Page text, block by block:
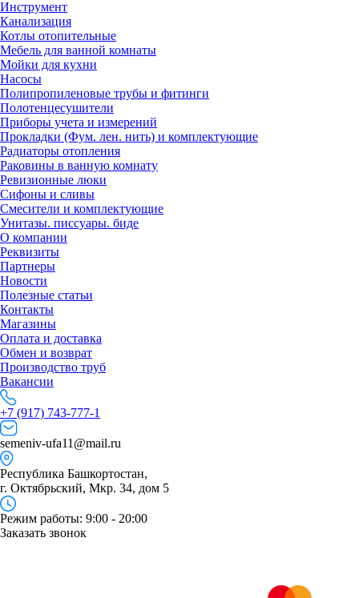
Инструмент
Канализация
Котлы отопительные
Мебель для ванной комнаты
Мойки для кухни
Насосы
Полипропиленовые трубы и фитинги
Полотенцесушители
Приборы учета и измерений
Прокладки (Фум. лен. нить) и комплектующие
Радиаторы отопления
Раковины в ванную комнату
Ревизионные люки
Сифоны и сливы
Смесители и комплектующие
Унитазы. писсуары. биде
О компании
Реквизиты
Партнеры
Новости
Полезные статьи
Контакты
Магазины
Оплата и доставка
Обмен и возврат
Производство труб
Вакансии
+7 (917) 743-777-1
semeniv-ufa11@mail.ru
Республика Башкортостан,
г. Октябрьский, Мкр. 34, дом 5
Режим работы: 9:00 - 20:00
Заказать звонок